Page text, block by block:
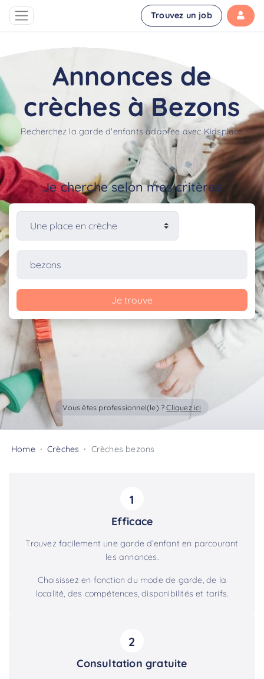
Trouvez un job
Annonces de
crèches à Bezons
Recherchez la garde d'enfants adaptée avec Kidsplace
Je cherche selon mes critères
Je trouve
Vous êtes professionnel(le) ?Cliquez ici
Home Crèches Crèches bezons
1
Efficace
Trouvez facilement une garde d’enfant en parcourant
les annonces.
Choisissez en fonction du mode de garde, de la
localité, des compétences, disponibilités et tarifs.
2
Consultation gratuite